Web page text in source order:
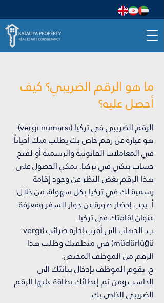
ما هو الرقم الضريبي؟ كيف
أحصل عليه؟
الرقم الضريبي في تركيا (vergı numarsı):
هو عبارة عن رقم خاص بك يطلب منك أحياناً
في المعاملات القانونية والرسمية أو لفتح
حساب بنكي في تركيا. يمكن الحصول على
هذا الرقم بغض النظر عن وجود إقامة
رسمية لك في تركيا بكل سهولة، من خلال:
أ. يجب إحضار صورة عن جواز السفر ومعرفة
عنوان إقامتك في تركيا.
ب. الذهاب الى أقرب إدارة ضرائب (vergı
müdürlüğü) في منطقتك وطلب هذا
الرقم من الموظف المختص.
ج. يقوم الموظف بإدخال بيانتك الى
الحاسب ومن ثم إعطائك بطاقة عليها الرقم
الضريبي الخاص بك.